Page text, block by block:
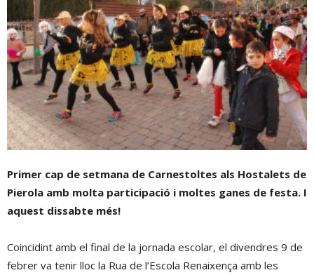
Primer cap de setmana de Carnestoltes als Hostalets de
Pierola amb molta participació i moltes ganes de festa. I
aquest dissabte més!
Coincidint amb el final de la jornada escolar, el divendres 9 de
febrer va tenir lloc la Rua de l’Escola Renaixença amb les